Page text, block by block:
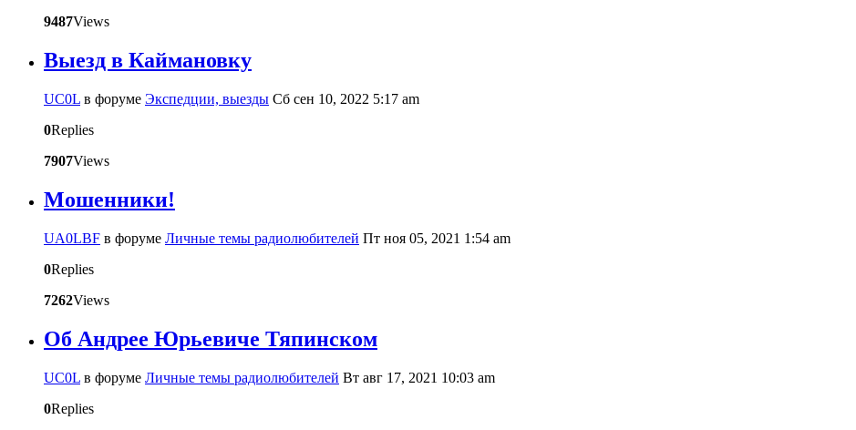
9487Views
Выезд в Каймановку
UC0L в форуме Экспедции, выезды Сб сен 10, 2022 5:17 am
0Replies
7907Views
Мошенники!
UA0LBF в форуме Личные темы радиолюбителей Пт ноя 05, 2021 1:54 am
0Replies
7262Views
Об Андрее Юрьевиче Тяпинском
UC0L в форуме Личные темы радиолюбителей Вт авг 17, 2021 10:03 am
0Replies